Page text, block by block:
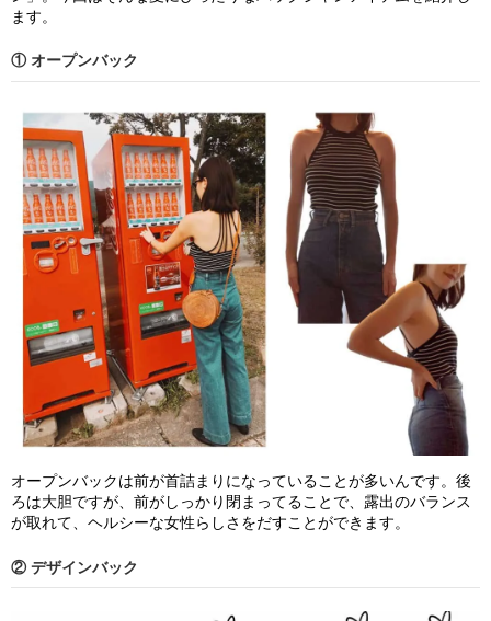
ます。
① オープンバック
オープンバックは前が首詰まりになっていることが多いんです。後
ろは大胆ですが、前がしっかり閉まってることで、露出のバランス
が取れて、ヘルシーな女性らしさをだすことができます。
② デザインバック